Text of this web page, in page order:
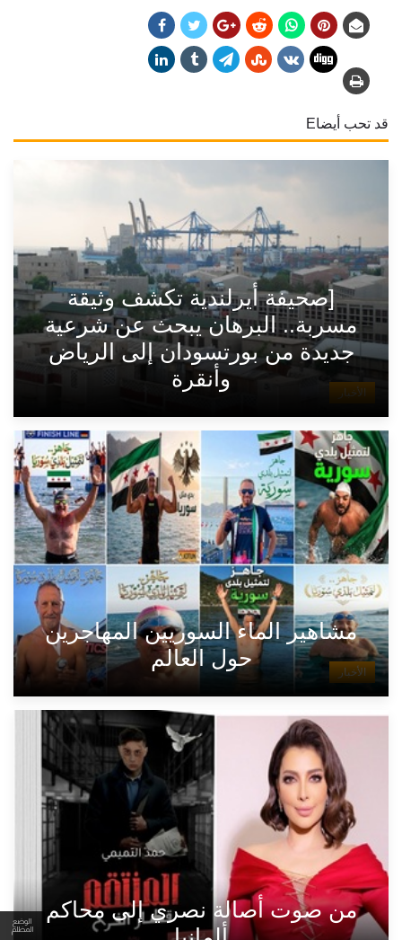
الوضع
المظلم
قد تحب أيضاE
الأخبار
[صحيفة أيرلندية تكشف وثيقة
مسربة.. البرهان يبحث عن شرعية
جديدة من بورتسودان إلى الرياض
وأنقرة
الأخبار
مشاهير الماء السوريين المهاجرين
حول العالم
من صوت أصالة نصري إلى محاكم